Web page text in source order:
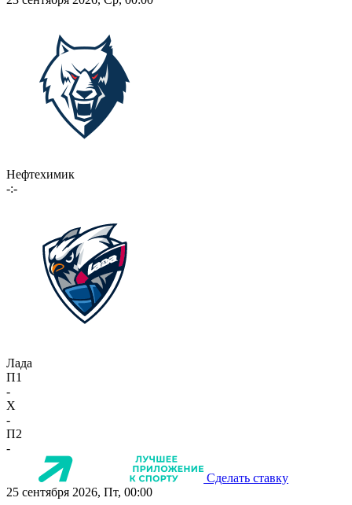
Нефтехимик
-:-
Лада
П1
-
X
-
П2
-
Сделать ставку
25 сентября 2026, Пт, 00:00